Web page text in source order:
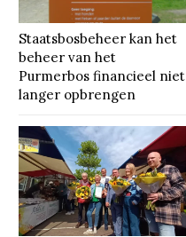
Staatsbosbeheer kan het
beheer van het
Purmerbos financieel niet
langer opbrengen